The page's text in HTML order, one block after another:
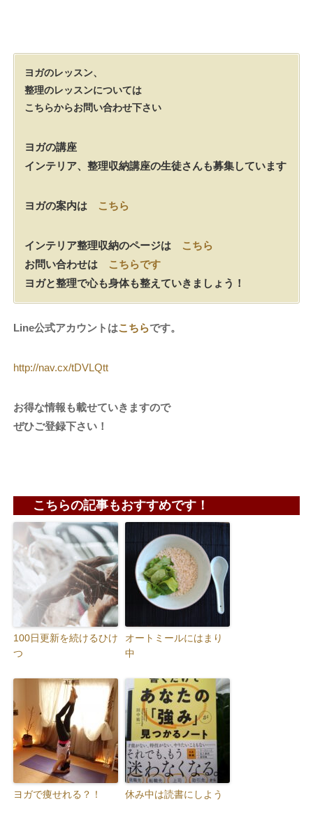
ヨガのレッスン、
整理のレッスンについては
こちらからお問い合わせ下さい
ヨガの講座
インテリア、整理収納講座の生徒さんも募集しています
ヨガの案内は こちら
インテリア整理収納のページは こちら
お問い合わせは こちらです
ヨガと整理で心も身体も整えていきましょう！
Line公式アカウントはこちらです。
http://nav.cx/tDVLQtt
お得な情報も載せていきますので
ぜひご登録下さい！
こちらの記事もおすすめです！
100日更新を続けるひけ
つ
オートミールにはまり
中
ヨガで痩せれる？！ 休み中は読書にしよう